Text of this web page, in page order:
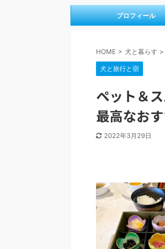
プロフィール
HOME > 犬と暮らす >
犬と旅行と宿
ペット＆
最高なお
2022年3月29日